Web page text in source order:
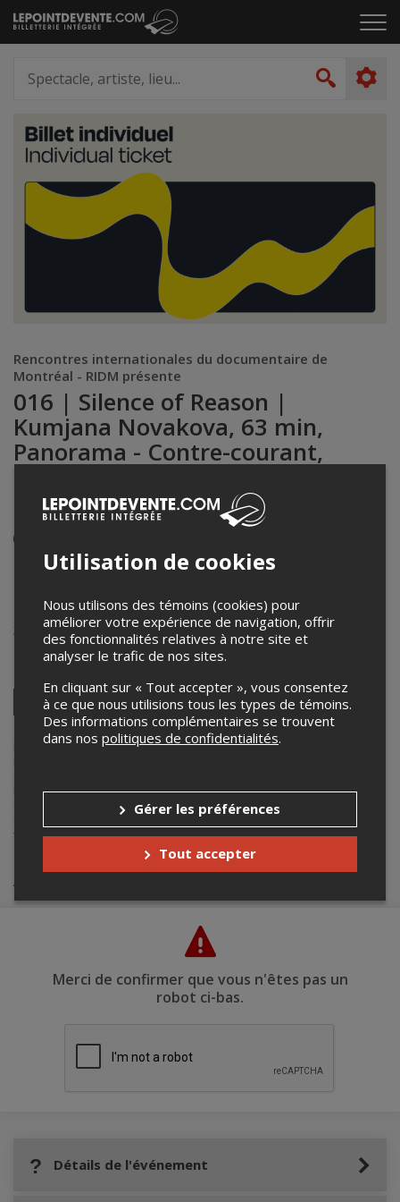
Passer
au
le
artiste,
lieu...
Rencontres internationales du documentaire de
Montréal - RIDM présente
016 | Silence of Reason |
Kumjana Novakova, 63 min,
Panorama - Contre-courant,
anglais
22 novembre 2024
Cinéma du Parc - Salle 2
3575, av. du Parc,Montréal,QC, Canada
Facebook
Twitter
LinkedinPinterest Envoyer
courriel
Lepointdevente.com agit à titre de mandataire pour
Pour plus d’information à propos de cet événement, veuillez
contacter l’organisateur de l’événement,Rencontres internationales
du documentaire de Montréal - RIDM , àbilletterie@ridm.ca
+1 438-527-2310.
Achat de billets
Merci de confirmer que vous n'êtes pas un
robot ci-bas.
Détails de l'événement
Utilisation de cookies
Nous utilisons des témoins (cookies) pour
améliorer votre expérience de navigation, offrir
des fonctionnalités relatives à notre site et
analyser le trafic de nos sites.
En cliquant sur « Tout accepter », vous consentez
à ce que nous utilisions tous les types de témoins.
Des informations complémentaires se trouvent
dans nos politiques de confidentialités.
Gérer les préférences
Tout accepter